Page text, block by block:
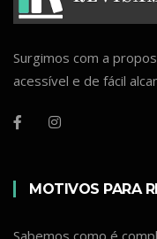
Surgimos com a
acessível e de fácil
MOTIVOS PARA
Sabemos como é